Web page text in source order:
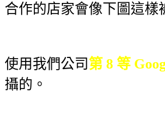
合作的店家會像下圖這樣
使用我們公司第 8 等
攝的。